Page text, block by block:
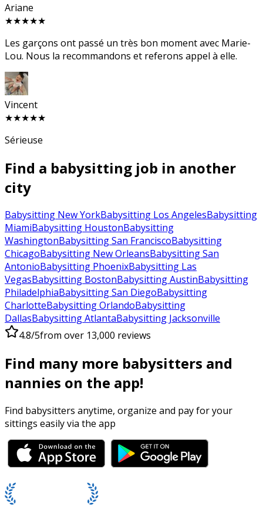
Ariane
★★★★★
Les garçons ont passé un très bon moment avec Marie-
Lou. Nous la recommandons et referons appel à elle.
Vincent
★★★★★
Sérieuse
Find a babysitting job in another
city
Babysitting New YorkBabysitting Los AngelesBabysitting
MiamiBabysitting HoustonBabysitting
WashingtonBabysitting San FranciscoBabysitting
ChicagoBabysitting New OrleansBabysitting San
AntonioBabysitting PhoenixBabysitting Las
VegasBabysitting BostonBabysitting AustinBabysitting
PhiladelphiaBabysitting San DiegoBabysitting
CharlotteBabysitting OrlandoBabysitting
DallasBabysitting AtlantaBabysitting Jacksonville
4.8/5from over 13,000 reviews
Find many more babysitters and
nannies on the app!
Find babysitters anytime, organize and pay for your
sittings easily via the app